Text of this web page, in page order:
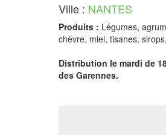
Ville : NANTES
Produits : Légumes,
chèvre, miel, tisanes,
Distribution le mardi de
des Garennes.